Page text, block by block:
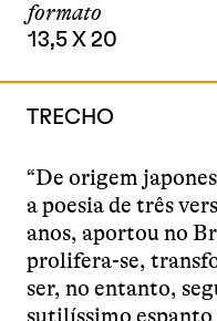
formato
13,5 X 20
TRECHO
“De origem
a poesia de três
anos, aportou no
prolifera-se,
ser, no entanto,